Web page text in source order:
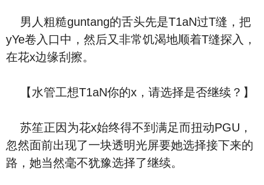
男人粗糙guntang的舌头先是T1aN过T缝，把
yYe卷入口中，然后又非常饥渴地顺着T缝探入，
在花x边缘刮擦。
【水管工想T1aN你的x，请选择是否继续？】
苏笙正因为花x始终得不到满足而扭动PGU，
忽然面前出现了一块透明光屏要她选择接下来的
路，她当然毫不犹豫选择了继续。